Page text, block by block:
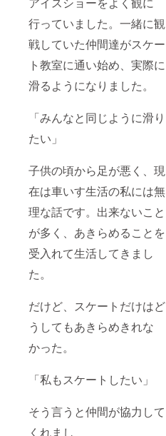
行っていました。一緒に観
戦していた仲間達がスケー
ト教室に通い始め、実際に
滑るようになりました。
「みんなと同じように滑り
たい」
子供の頃から足が悪く、現
在は車いす生活の私には無
理な話です。出来ないこと
が多く、あきらめることを
受入れて生活してきまし
た。
だけど、スケートだけはど
うしてもあきらめきれな
かった。
「私もスケートしたい」
そう言うと仲間が協力して
くれまし